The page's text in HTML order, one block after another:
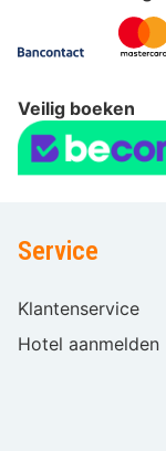
Veilig boeken
Service
Klantenservice
Hotel aanmelden